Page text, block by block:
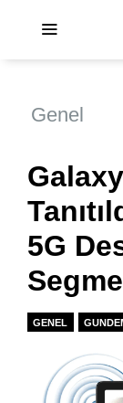
Genel
5G
GENEL